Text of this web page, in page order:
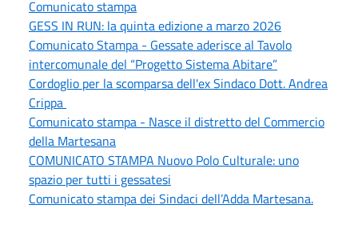
Comunicato stampa
GESS IN RUN: la quinta edizione a marzo 2026
Comunicato Stampa - Gessate aderisce al Tavolo
intercomunale del “Progetto Sistema Abitare”
Cordoglio per la scomparsa dell'ex Sindaco Dott. Andrea
Crippa
Comunicato stampa - Nasce il distretto del Commercio
della Martesana
COMUNICATO STAMPA Nuovo Polo Culturale: uno
spazio per tutti i gessatesi
Comunicato stampa dei Sindaci dell’Adda Martesana.